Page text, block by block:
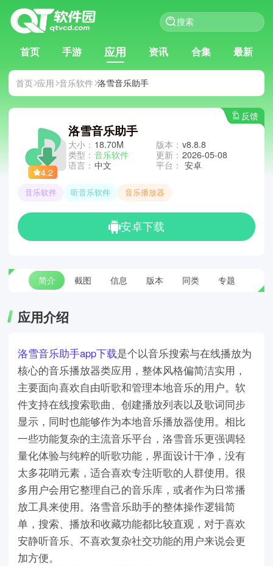
首页 手游 应用 资讯 合集 最新
首页 应用 音乐软件 洛雪音乐助手
反馈
4.2
洛雪音乐助手
大小： 18.70M
类型： 音乐软件
语言： 中文
版本： v8.8.8
更新： 2026-05-08
平台： 安卓
音乐软件 听音乐软件 音乐播放器
安卓下载
简介 截图 信息 版本 同类 专题
应用介绍
洛雪音乐助手app下载是个以音乐搜索与在线播放为
核心的音乐播放器类应用，整体风格偏简洁实用，
主要面向喜欢自由听歌和管理本地音乐的用户。软
件支持在线搜索歌曲、创建播放列表以及歌词同步
显示，同时也能够作为本地音乐播放器使用。相比
一些功能复杂的主流音乐平台，洛雪音乐更强调轻
量化体验与纯粹的听歌功能，界面设计干净，没有
太多花哨元素，适合喜欢专注听歌的人群使用。很
多用户会用它整理自己的音乐库，或者作为日常播
放工具来使用。洛雪音乐助手的整体操作逻辑简
单，搜索、播放和收藏功能都比较直观，对于喜欢
安静听音乐、不喜欢复杂社交功能的用户来说会更
加方便。